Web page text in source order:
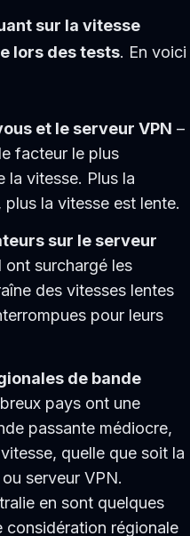
sur la vitesse
lors des tests. En voici
et le serveur VPN –
facteur le plus
la vitesse. Plus la
la vitesse est lente.
sur le serveur
ont surchargé les
des vitesses lentes
pour leurs
de bande
pays ont une
passante médiocre,
quelle que soit la
serveur VPN.
en sont quelques
considération régionale